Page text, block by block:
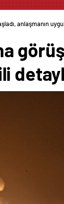
anlaşmanın